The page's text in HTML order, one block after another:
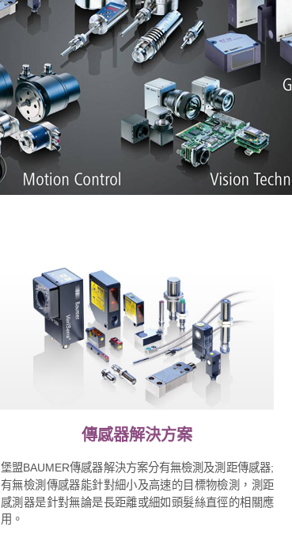
傳感器解決方案
堡盟BAUMER傳感器解決方案分有無檢測及測距傳感器;
有無檢測傳感器能針對細小及高速的目標物檢測，測距
感測器是針對無論是長距離或細如頭髮絲直徑的相關應
用。